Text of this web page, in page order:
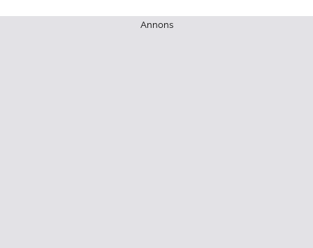
Annons